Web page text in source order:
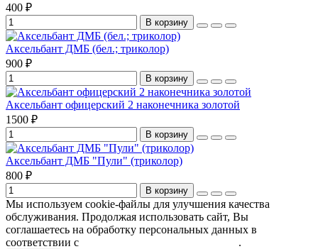
400 ₽
В корзину
Аксельбант ДМБ (бел.; триколор)
900 ₽
В корзину
Аксельбант офицерский 2 наконечника золотой
1500 ₽
В корзину
Аксельбант ДМБ "Пули" (триколор)
800 ₽
В корзину
Мы используем cookie-файлы для улучшения качества
обслуживания. Продолжая использовать сайт, Вы
соглашаетесь на обработку персональных данных в
соответствии с
.